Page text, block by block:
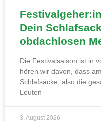
Dein
obdachlosen
Die Festivalsaison ist in
hören wir davon, dass
Schlafsäcke, also die
Leuten
3. August 2026